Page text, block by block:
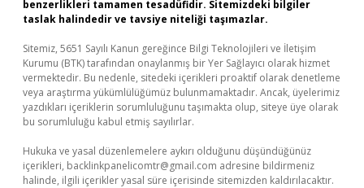
benzerlikleri tamamen tesadüfidir. Sitemizdeki bilgiler
taslak halindedir ve tavsiye niteliği taşımazlar.
Sitemiz, 5651 Sayılı Kanun gereğince Bilgi Teknolojileri ve İletişim
Kurumu (BTK) tarafından onaylanmış bir Yer Sağlayıcı olarak hizmet
vermektedir. Bu nedenle, sitedeki içerikleri proaktif olarak denetleme
veya araştırma yükümlülüğümüz bulunmamaktadır. Ancak, üyelerimiz
yazdıkları içeriklerin sorumluluğunu taşımakta olup, siteye üye olarak
bu sorumluluğu kabul etmiş sayılırlar.
Hukuka ve yasal düzenlemelere aykırı olduğunu düşündüğünüz
içerikleri, backlinkpanelicomtr@gmail.com adresine bildirmeniz
halinde, ilgili içerikler yasal süre içerisinde sitemizden kaldırılacaktır.